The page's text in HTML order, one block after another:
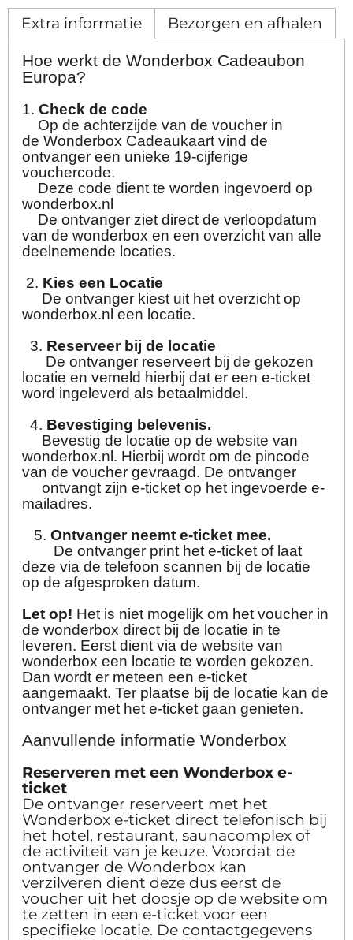
Extra informatie Bezorgen en afhalen
Hoe werkt de Wonderbox Cadeaubon
Europa?
1.Check de code
Op de achterzijde van de voucher in
de Wonderbox Cadeaukaart vind de
ontvanger een unieke 19-cijferige
vouchercode.
Deze code dient te worden ingevoerd op
wonderbox.nl
De ontvanger ziet direct de verloopdatum
van de wonderbox en een overzicht van alle
deelnemende locaties.
2. Kies een Locatie
De ontvanger kiest uit het overzicht op
wonderbox.nl een locatie.
3. Reserveer bij de locatie
De ontvanger reserveert bij de gekozen
locatie en vemeld hierbij dat er een e-ticket
word ingeleverd als betaalmiddel.
4. Bevestiging belevenis.
Bevestig de locatie op de website van
wonderbox.nl. Hierbij wordt om de pincode
van de voucher gevraagd. De ontvanger
ontvangt zijn e-ticket op het ingevoerde e-
mailadres.
5.Ontvanger neemt e-ticket mee.
De ontvanger print het e-ticket of laat
deze via de telefoon scannen bij de locatie
op de afgesproken datum.
Let op! Het is niet mogelijk om het voucher in
de wonderbox direct bij de locatie in te
leveren. Eerst dient via de website van
wonderbox een locatie te worden gekozen.
Dan wordt er meteen een e-ticket
aangemaakt. Ter plaatse bij de locatie kan de
ontvanger met het e-ticket gaan genieten.
Aanvullende informatie Wonderbox
Reserveren met een Wonderbox e-
ticket
De ontvanger reserveert met het
Wonderbox e-ticket direct telefonisch bij
het hotel, restaurant, saunacomplex of
de activiteit van je keuze. Voordat de
ontvanger de Wonderbox kan
verzilveren dient deze dus eerst de
voucher uit het doosje op de website om
te zetten in een e-ticket voor een
specifieke locatie. De contactgegevens